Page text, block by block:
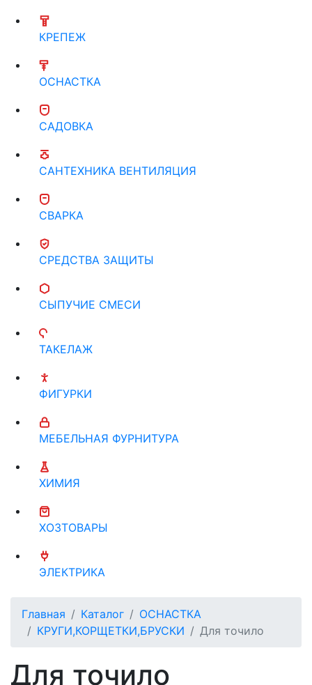
КРЕПЕЖ
ОСНАСТКА
САДОВКА
САНТЕХНИКА ВЕНТИЛЯЦИЯ
СВАРКА
СРЕДСТВА ЗАЩИТЫ
СЫПУЧИЕ СМЕСИ
ТАКЕЛАЖ
ФИГУРКИ
МЕБЕЛЬНАЯ ФУРНИТУРА
ХИМИЯ
ХОЗТОВАРЫ
ЭЛЕКТРИКА
Главная Каталог
ОСНАСТКА
КРУГИ,КОРЩЕТКИ,БРУСКИ
Для точило
Для точило